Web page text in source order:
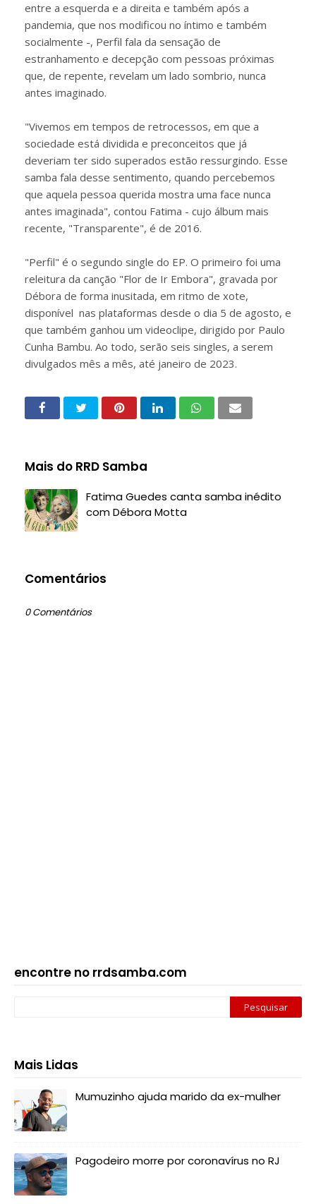
entre a esquerda e a direita e também após a
pandemia, que nos modificou no íntimo e também
socialmente -, Perfil fala da sensação de
estranhamento e decepção com pessoas próximas
que, de repente, revelam um lado sombrio, nunca
antes imaginado.
"Vivemos em tempos de retrocessos, em que a
sociedade está dividida e preconceitos que já
deveriam ter sido superados estão ressurgindo. Esse
samba fala desse sentimento, quando percebemos
que aquela pessoa querida mostra uma face nunca
antes imaginada", contou Fatima - cujo álbum mais
recente, "Transparente", é de 2016.
"Perfil" é o segundo single do EP. O primeiro foi uma
releitura da canção "Flor de Ir Embora", gravada por
Débora de forma inusitada, em ritmo de xote,
disponível nas plataformas desde o dia 5 de agosto, e
que também ganhou um videoclipe, dirigido por Paulo
Cunha Bambu. Ao todo, serão seis singles, a serem
divulgados mês a mês, até janeiro de 2023.
Mais do RRD Samba
Fatima Guedes canta samba inédito
com Débora Motta
Comentários
0 Comentários
encontre no rrdsamba.com
Mais Lidas
Mumuzinho ajuda marido da ex-mulher
Pagodeiro morre por coronavírus no RJ